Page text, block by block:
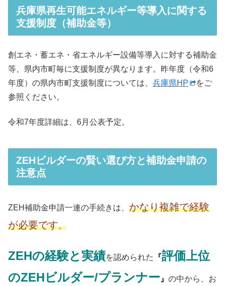
兵庫県再生可能エネルギー等導入に関する
支援制度（補助金等）
創エネ・蓄エネ・省エネルギー設備等導入に対する補助金
等、県内市町毎に支援制度が異なります。昨年度（令和6
年度）の県内市町支援制度については、 兵庫県HP
をご
参照ください。
令和7年度詳細は、6月公表予定。
ZEHビルダーの賢い選び方と補助金申請の
注意点
ZEH補助金申請一連の手続きは、 かなり複雑で経験
が必要です。
ZEHの経験と実績を認められた 『評価上位
のZEHビルダー/プランナー 』 の中から、お